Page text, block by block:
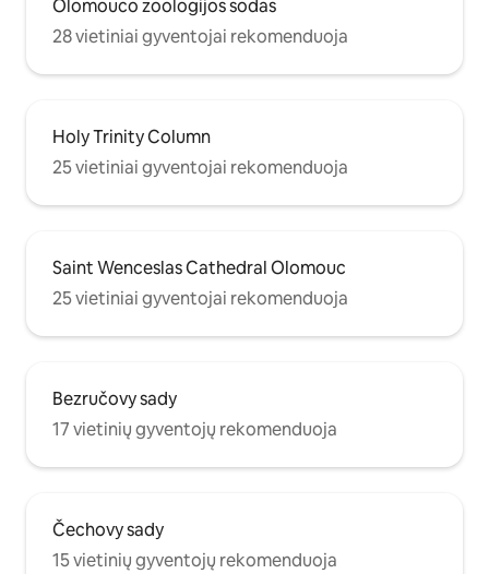
Olomouco zoologijos sodas
28 vietiniai gyventojai rekomenduoja
Holy Trinity Column
25 vietiniai gyventojai rekomenduoja
Saint Wenceslas Cathedral Olomouc
25 vietiniai gyventojai rekomenduoja
Bezručovy sady
17 vietinių gyventojų rekomenduoja
Čechovy sady
15 vietinių gyventojų rekomenduoja